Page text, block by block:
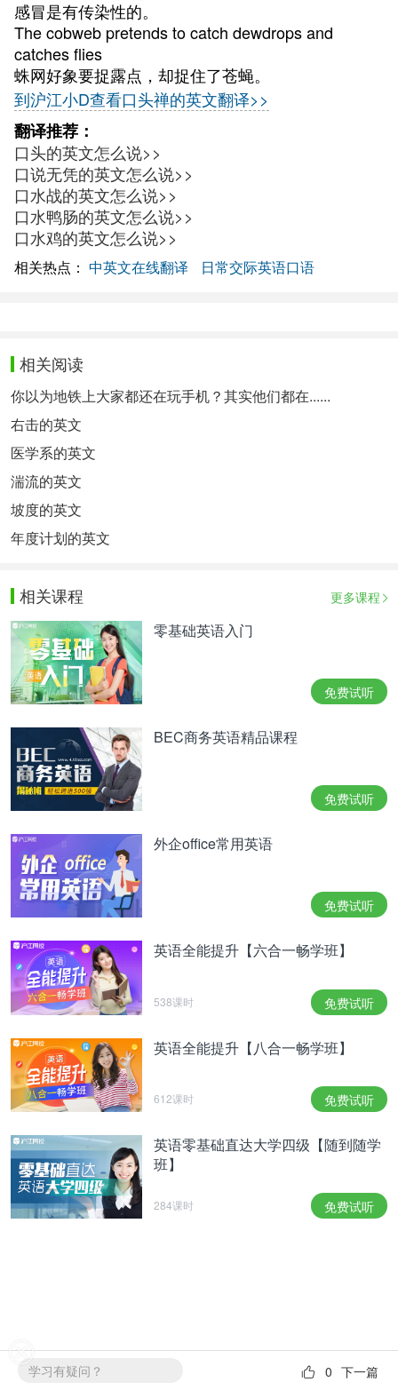
感冒是有传染性的。
The cobweb pretends to catch dewdrops and
catches flies
蛛网好象要捉露点，却捉住了苍蝇。
到沪江小D查看口头禅的英文翻译>>
翻译推荐：
口头的英文怎么说>>
口说无凭的英文怎么说>>
口水战的英文怎么说>>
口水鸭肠的英文怎么说>>
口水鸡的英文怎么说>>
相关热点： 中英文在线翻译 日常交际英语口语
相关阅读
你以为地铁上大家都还在玩手机？其实他们都在......
右击的英文
医学系的英文
湍流的英文
坡度的英文
年度计划的英文
相关课程 更多课程
零基础英语入门
免费试听
BEC商务英语精品课程
免费试听
外企office常用英语
免费试听
英语全能提升【六合一畅学班】
538课时 免费试听
英语全能提升【八合一畅学班】
612课时 免费试听
英语零基础直达大学四级【随到随学
班】
284课时 免费试听
学习有疑问？ 下一篇
0